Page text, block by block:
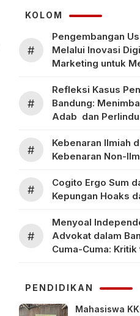
KOLOM
#
Pengembangan
Melalui Inovasi
Marketing untuk
Salon Mitra,
Timur
#
Refleksi Kasus
Bandung:
Adab dan
#
Kebenaran Ilmiah
Kebenaran Non-
#
Cogito Ergo Sum
Kepungan Hoaks
#
Menyoal
Advokat dalam
Cuma-Cuma:
PENDIDIKAN
Mahasiswa